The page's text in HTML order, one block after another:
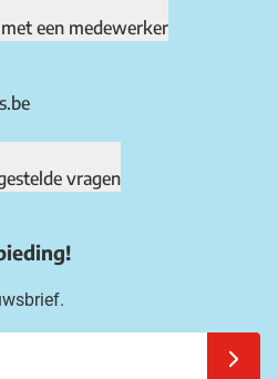
een medewerker
vragen